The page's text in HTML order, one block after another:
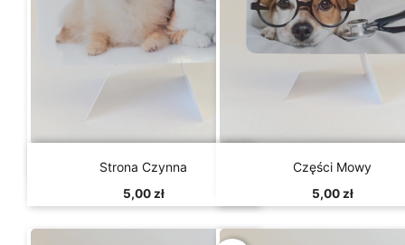
Szybki podgląd
Strona Czynna
5,00 zł
Szybki podgląd
Części Mowy
5,00 zł